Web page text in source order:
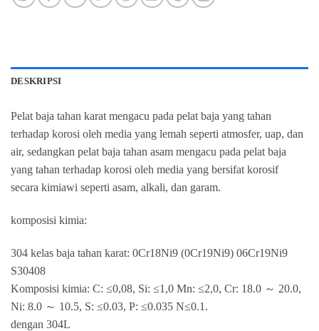
DESKRIPSI
Pelat baja tahan karat mengacu pada pelat baja yang tahan
terhadap korosi oleh media yang lemah seperti atmosfer, uap, dan
air, sedangkan pelat baja tahan asam mengacu pada pelat baja
yang tahan terhadap korosi oleh media yang bersifat korosif
secara kimiawi seperti asam, alkali, dan garam.
komposisi kimia:
304 kelas baja tahan karat: 0Cr18Ni9 (0Cr19Ni9) 06Cr19Ni9
S30408
Komposisi kimia: C: ≤0,08, Si: ≤1,0 Mn: ≤2,0, Cr: 18.0 ～ 20.0,
Ni: 8.0 ～ 10.5, S: ≤0.03, P: ≤0.035 N≤0.1.
dengan 304L